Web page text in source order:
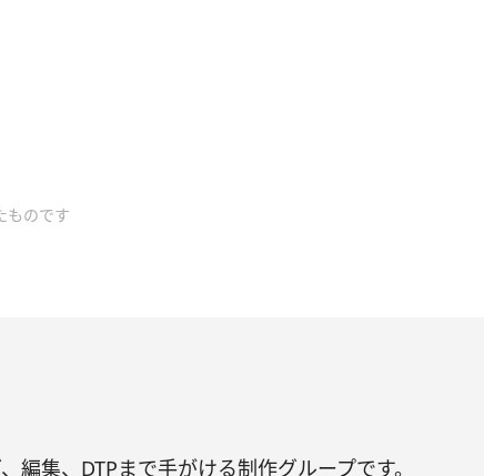
ものです
編集、DTPまで手がける制作グループです。